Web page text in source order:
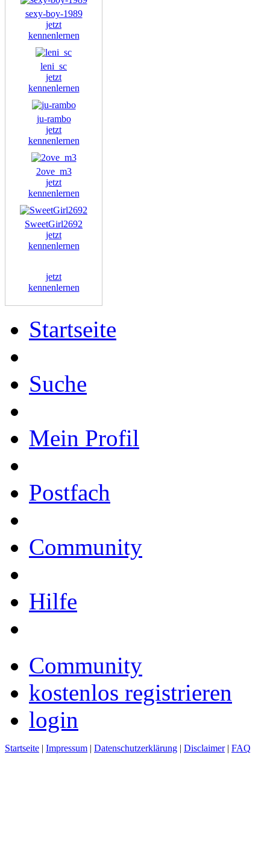
sexy-boy-1989
jetzt
kennenlernen
leni_sc
jetzt
kennenlernen
ju-rambo
jetzt
kennenlernen
2ove_m3
jetzt
kennenlernen
SweetGirl2692
jetzt
kennenlernen
jetzt
kennenlernen
Startseite
Suche
Mein Profil
Postfach
Community
Hilfe
Community
kostenlos registrieren
login
Startseite | Impressum | Datenschutzerklärung | Disclaimer| FAQ